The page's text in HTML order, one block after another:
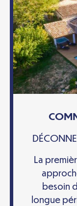
La
besoin
longue